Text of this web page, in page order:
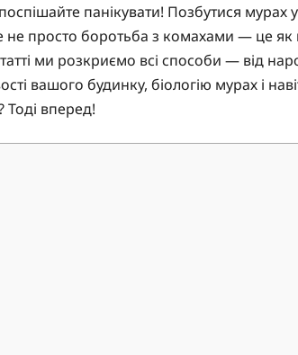
панікувати! Позбутися
не просто боротьба з комахами — це
ми розкриємо всі способи — від
вашого будинку, біологію мурах і
Тоді вперед!